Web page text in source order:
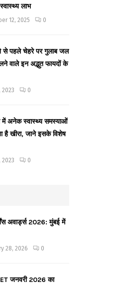
लाभ
12, 2025 0
से पहले चेहरे पर गुलाब जल
वाले इन अद्भुत फायदों के
2023 0
में अनेक स्वास्थ्य समस्याओं
है खीरा, जाने इसके विशेष
2023 0
अवार्ड्स 2026: मुंबई में
28, 2026 0
जनवरी 2026 का